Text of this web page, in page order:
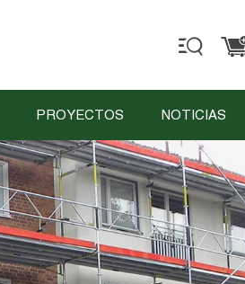
PROYECTOS NOTICIAS